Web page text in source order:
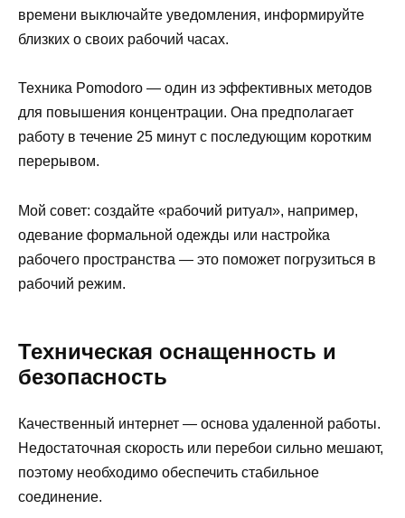
времени выключайте уведомления, информируйте
близких о своих рабочий часах.
Техника Pomodoro — один из эффективных методов
для повышения концентрации. Она предполагает
работу в течение 25 минут с последующим коротким
перерывом.
Мой совет: создайте «рабочий ритуал», например,
одевание формальной одежды или настройка
рабочего пространства — это поможет погрузиться в
рабочий режим.
Техническая оснащенность и
безопасность
Качественный интернет — основа удаленной работы.
Недостаточная скорость или перебои сильно мешают,
поэтому необходимо обеспечить стабильное
соединение.